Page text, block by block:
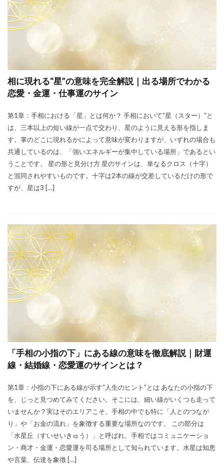
相に現れる“星”の意味を完全解説｜出る場所でわかる
恋愛・金運・仕事運のサイン
第1章：手相における「星」とは何か？ 手相において“星（スター）”と
は、三本以上の短い線が一点で交わり、星のように見える形を指しま
す。掌のどこに現れるかによって意味が変わりますが、いずれの場合も
共通しているのは、「強いエネルギーが集中している場所」であるとい
うことです。 星の形と見分け方 星のサインは、単なるクロス（十字）
と混同されやすいものです。十字は2本の線が交差しているだけの形で
すが、星は3 […]
「手相の小指の下」にある線の意味を徹底解説｜財運
線・結婚線・恋愛運のサインとは？
第1章：小指の下にある線が示す“人生のヒント”とは あなたの小指の下
を、じっと見つめてみてください。そこには、細い線がいくつも走って
いませんか？実はそのエリアこそ、手相の中でも特に「人とのつなが
り」や「お金の流れ」を象徴する重要な場所なのです。 この部分は
「水星丘（すいせいきゅう）」と呼ばれ、手相ではコミュニケーショ
ン・商才・金運・恋愛運を司る場所として知られています。水星は知恵
や言葉、伝達を象徴 […]